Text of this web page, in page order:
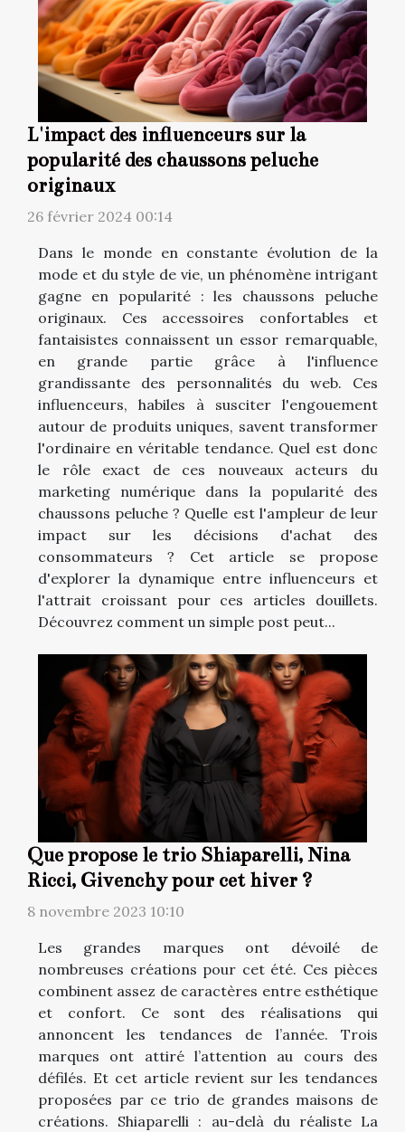
L'impact des influenceurs sur la
popularité des chaussons peluche
originaux
26 février 2024 00:14
Dans le monde en constante évolution de la
mode et du style de vie, un phénomène intrigant
gagne en popularité : les chaussons peluche
originaux. Ces accessoires confortables et
fantaisistes connaissent un essor remarquable,
en grande partie grâce à l'influence
grandissante des personnalités du web. Ces
influenceurs, habiles à susciter l'engouement
autour de produits uniques, savent transformer
l'ordinaire en véritable tendance. Quel est donc
le rôle exact de ces nouveaux acteurs du
marketing numérique dans la popularité des
chaussons peluche ? Quelle est l'ampleur de leur
impact sur les décisions d'achat des
consommateurs ? Cet article se propose
d'explorer la dynamique entre influenceurs et
l'attrait croissant pour ces articles douillets.
Découvrez comment un simple post peut...
Que propose le trio Shiaparelli, Nina
Ricci, Givenchy pour cet hiver ?
8 novembre 2023 10:10
Les grandes marques ont dévoilé de
nombreuses créations pour cet été. Ces pièces
combinent assez de caractères entre esthétique
et confort. Ce sont des réalisations qui
annoncent les tendances de l’année. Trois
marques ont attiré l’attention au cours des
défilés. Et cet article revient sur les tendances
proposées par ce trio de grandes maisons de
créations. Shiaparelli : au-delà du réaliste La